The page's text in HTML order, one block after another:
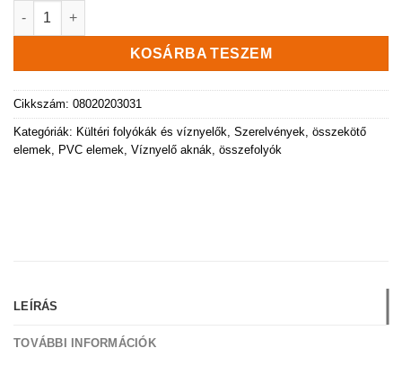
PP BASE vízelvezető folyóka, öntöttvas ráccsal, C250
KOSÁRBA TESZEM
Cikkszám: 08020203031
Kategóriák: Kültéri folyókák és víznyelők Szerelvények, összekötő
elemek, PVC elemek Víznyelő aknák, összefolyók
LEÍRÁS
TOVÁBBI INFORMÁCIÓK